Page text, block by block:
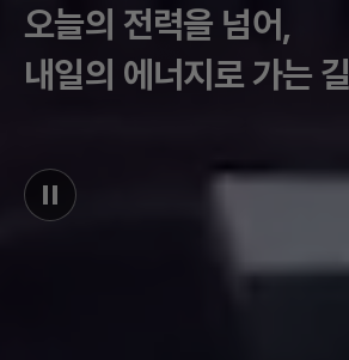
오늘의 전력을 넘어,
내일의 에너지로 가는 길